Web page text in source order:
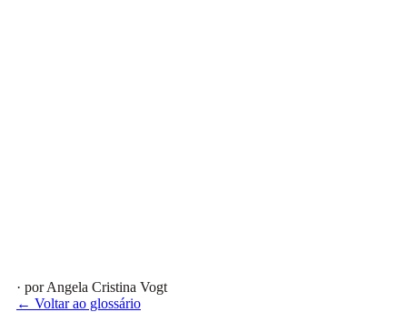
· por Angela Cristina Vogt
← Voltar ao glossário